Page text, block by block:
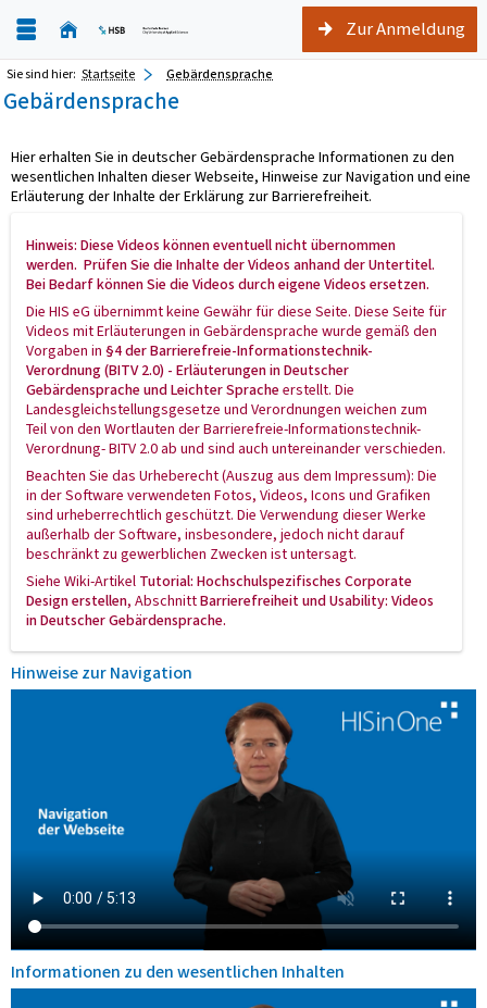
Zur Anmeldung
Sie sind hier: Startseite Gebärdensprache
Gebärdensprache
Hier erhalten Sie in deutscher Gebärdensprache Informationen zu den
wesentlichen Inhalten dieser Webseite, Hinweise zur Navigation und eine
Erläuterung der Inhalte der Erklärung zur Barrierefreiheit.
Hinweis: Diese Videos können eventuell nicht übernommen
werden. Prüfen Sie die Inhalte der Videos anhand der Untertitel.
Bei Bedarf können Sie die Videos durch eigene Videos ersetzen.
Die HIS eG übernimmt keine Gewähr für diese Seite. Diese Seite für
Videos mit Erläuterungen in Gebärdensprache wurde gemäß den
Vorgaben in §4 der Barrierefreie-Informationstechnik-
Verordnung (BITV 2.0) - Erläuterungen in Deutscher
Gebärdensprache und Leichter Spracheerstellt. Die
Landesgleichstellungsgesetze und Verordnungen weichen zum
Teil von den Wortlauten der Barrierefreie-Informationstechnik-
Verordnung- BITV 2.0 ab und sind auch untereinander verschieden.
Beachten Sie das Urheberecht (Auszug aus dem Impressum): Die
in der Software verwendeten Fotos, Videos, Icons und Grafiken
sind urheberrechtlich geschützt. Die Verwendung dieser Werke
außerhalb der Software, insbesondere, jedoch nicht darauf
beschränkt zu gewerblichen Zwecken ist untersagt.
Siehe Wiki-Artikel Tutorial: Hochschulspezifisches Corporate
Design erstellen, AbschnittBarrierefreiheit und Usability: Videos
in Deutscher Gebärdensprache.
Hinweise zur Navigation
Informationen zu den wesentlichen Inhalten